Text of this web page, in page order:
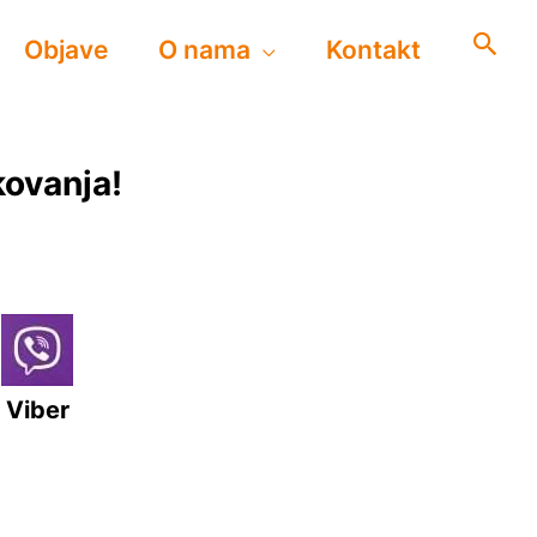
Objave O nama Kontakt
Viber